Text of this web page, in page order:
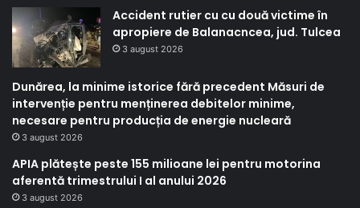
Accident rutier cu cu două victime în
apropiere de Balanacncea, jud. Tulcea
3 august 2026
Dunărea, la minime istorice fără precedent Măsuri de
intervenție pentru menținerea debitelor minime,
necesare pentru producția de energie nucleară
3 august 2026
APIA plătește peste 155 milioane lei pentru motorina
aferentă trimestrului I al anului 2026
3 august 2026